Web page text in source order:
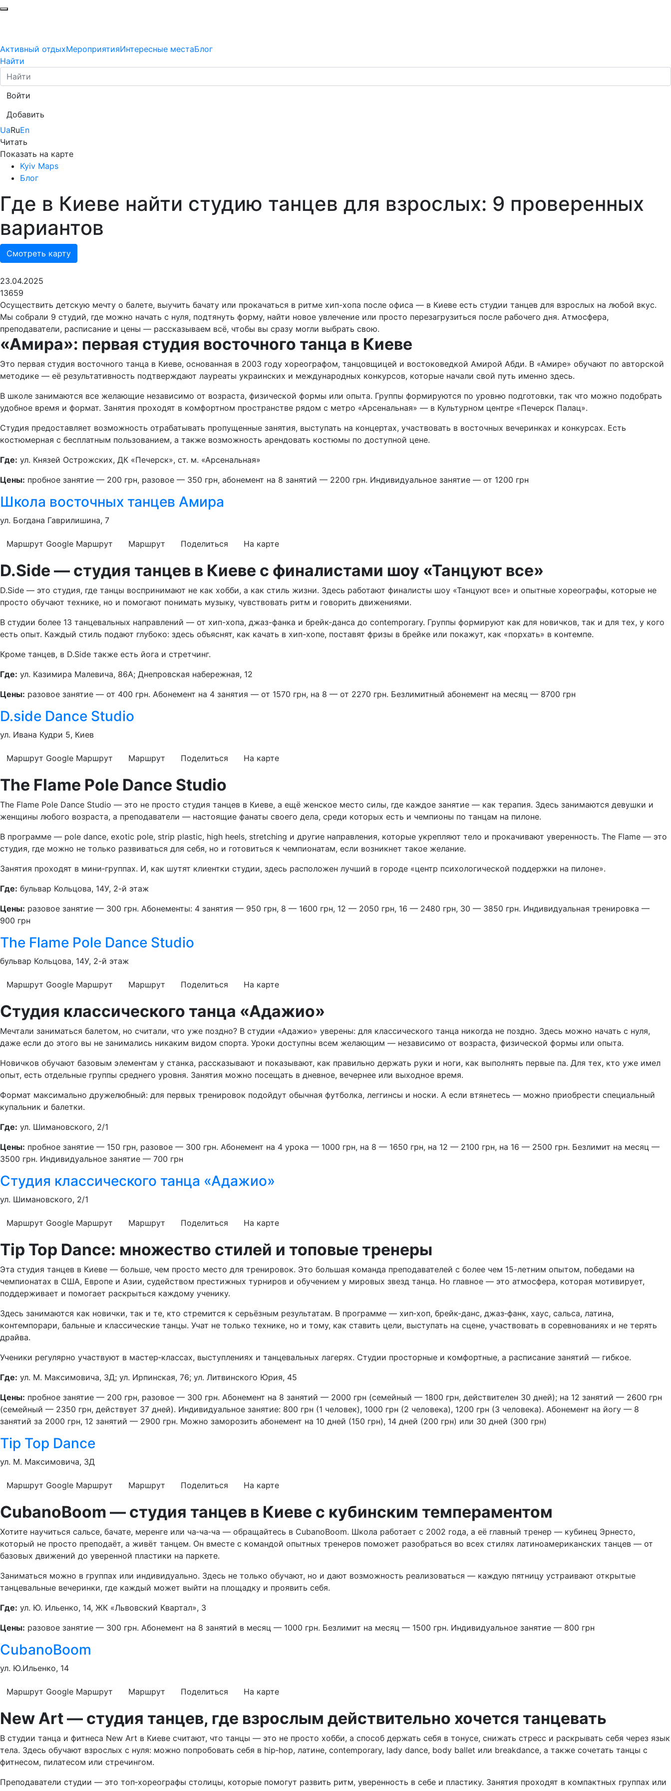
Активный отдыхМероприятияИнтересные местаБлог
Найти
Войти
Добавить
UaRuEn
Читать
Показать на карте
Kyiv Maps
Блог
Где в Киеве найти студию танцев для взрослых: 9 проверенных
вариантов
Смотреть карту
23.04.2025
13659
Осуществить детскую мечту о балете, выучить бачату или прокачаться в ритме хип-хопа после офиса — в Киеве есть студии танцев для взрослых на любой вкус.
Мы собрали 9 студий, где можно начать с нуля, подтянуть форму, найти новое увлечение или просто перезагрузиться после рабочего дня. Атмосфера,
преподаватели, расписание и цены — рассказываем всё, чтобы вы сразу могли выбрать свою.
«Амира»: первая студия восточного танца в Киеве
Это первая студия восточного танца в Киеве, основанная в 2003 году хореографом, танцовщицей и востоковедкой Амирой Абди. В «Амире» обучают по авторской
методике — её результативность подтверждают лауреаты украинских и международных конкурсов, которые начали свой путь именно здесь.
В школе занимаются все желающие независимо от возраста, физической формы или опыта. Группы формируются по уровню подготовки, так что можно подобрать
удобное время и формат. Занятия проходят в комфортном пространстве рядом с метро «Арсенальная» — в Культурном центре «Печерск Палац».
Студия предоставляет возможность отрабатывать пропущенные занятия, выступать на концертах, участвовать в восточных вечеринках и конкурсах. Есть
костюмерная с бесплатным пользованием, а также возможность арендовать костюмы по доступной цене.
Где: ул. Князей Острожских, ДК «Печерск», ст. м. «Арсенальная»
Цены: пробное занятие — 200 грн, разовое — 350 грн, абонемент на 8 занятий — 2200 грн. Индивидуальное занятие — от 1200 грн
Школа восточных танцев Амира
ул. Богдана Гаврилишина, 7
Маршрут Google Маршрут Маршрут Поделиться На карте
D.Side — студия танцев в Киеве с финалистами шоу «Танцуют все»
D.Side — это студия, где танцы воспринимают не как хобби, а как стиль жизни. Здесь работают финалисты шоу «Танцуют все» и опытные хореографы, которые не
просто обучают технике, но и помогают понимать музыку, чувствовать ритм и говорить движениями.
В студии более 13 танцевальных направлений — от хип-хопа, джаз-фанка и брейк-данса до contemporary. Группы формируют как для новичков, так и для тех, у кого
есть опыт. Каждый стиль подают глубоко: здесь объяснят, как качать в хип-хопе, поставят фризы в брейке или покажут, как «порхать» в контемпе.
Кроме танцев, в D.Side также есть йога и стретчинг.
Где: ул. Казимира Малевича, 86А; Днепровская набережная, 12
Цены: разовое занятие — от 400 грн. Абонемент на 4 занятия — от 1570 грн, на 8 — от 2270 грн. Безлимитный абонемент на месяц — 8700 грн
D.side Dance Studio
ул. Ивана Кудри 5, Киев
Маршрут Google Маршрут Маршрут Поделиться На карте
The Flame Pole Dance Studio
The Flame Pole Dance Studio — это не просто студия танцев в Киеве, а ещё женское место силы, где каждое занятие — как терапия. Здесь занимаются девушки и
женщины любого возраста, а преподаватели — настоящие фанаты своего дела, среди которых есть и чемпионы по танцам на пилоне.
В программе — pole dance, exotic pole, strip plastic, high heels, stretching и другие направления, которые укрепляют тело и прокачивают уверенность. The Flame — это
студия, где можно не только развиваться для себя, но и готовиться к чемпионатам, если возникнет такое желание.
Занятия проходят в мини‑группах. И, как шутят клиентки студии, здесь расположен лучший в городе «центр психологической поддержки на пилоне».
Где: бульвар Кольцова, 14У, 2-й этаж
Цены: разовое занятие — 300 грн. Абонементы: 4 занятия — 950 грн, 8 — 1600 грн, 12 — 2050 грн, 16 — 2480 грн, 30 — 3850 грн. Индивидуальная тренировка —
900 грн
The Flame Pole Dance Studio
бульвар Кольцова, 14У, 2-й этаж
Маршрут Google Маршрут Маршрут Поделиться На карте
Студия классического танца «Адажио»
Мечтали заниматься балетом, но считали, что уже поздно? В студии «Адажио» уверены: для классического танца никогда не поздно. Здесь можно начать с нуля,
даже если до этого вы не занимались никаким видом спорта. Уроки доступны всем желающим — независимо от возраста, физической формы или опыта.
Новичков обучают базовым элементам у станка, рассказывают и показывают, как правильно держать руки и ноги, как выполнять первые па. Для тех, кто уже имел
опыт, есть отдельные группы среднего уровня. Занятия можно посещать в дневное, вечернее или выходное время.
Формат максимально дружелюбный: для первых тренировок подойдут обычная футболка, леггинсы и носки. А если втянетесь — можно приобрести специальный
купальник и балетки.
Где: ул. Шимановского, 2/1
Цены: пробное занятие — 150 грн, разовое — 300 грн. Абонемент на 4 урока — 1000 грн, на 8 — 1650 грн, на 12 — 2100 грн, на 16 — 2500 грн. Безлимит на месяц —
3500 грн. Индивидуальное занятие — 700 грн
Студия классического танца «Адажио»
ул. Шимановского, 2/1
Маршрут Google Маршрут Маршрут Поделиться На карте
Tip Top Dance: множество стилей и топовые тренеры
Эта студия танцев в Киеве — больше, чем просто место для тренировок. Это большая команда преподавателей с более чем 15-летним опытом, победами на
чемпионатах в США, Европе и Азии, судейством престижных турниров и обучением у мировых звезд танца. Но главное — это атмосфера, которая мотивирует,
поддерживает и помогает раскрыться каждому ученику.
Здесь занимаются как новички, так и те, кто стремится к серьёзным результатам. В программе — хип‑хоп, брейк‑данс, джаз‑фанк, хаус, сальса, латина,
контемпорари, бальные и классические танцы. Учат не только технике, но и тому, как ставить цели, выступать на сцене, участвовать в соревнованиях и не терять
драйва.
Ученики регулярно участвуют в мастер‑классах, выступлениях и танцевальных лагерях. Студии просторные и комфортные, а расписание занятий — гибкое.
Где: ул. М. Максимовича, 3Д; ул. Ирпинская, 76; ул. Литвинского Юрия, 45
Цены: пробное занятие — 200 грн, разовое — 300 грн. Абонемент на 8 занятий — 2000 грн (семейный — 1800 грн, действителен 30 дней); на 12 занятий — 2600 грн
(семейный — 2350 грн, действует 37 дней). Индивидуальное занятие: 800 грн (1 человек), 1000 грн (2 человека), 1200 грн (3 человека). Абонемент на йогу — 8
занятий за 2000 грн, 12 занятий — 2900 грн. Можно заморозить абонемент на 10 дней (150 грн), 14 дней (200 грн) или 30 дней (300 грн)
Tip Top Dance
ул. М. Максимовича, 3Д
Маршрут Google Маршрут Маршрут Поделиться На карте
CubanoBoom — студия танцев в Киеве с кубинским темпераментом
Хотите научиться сальсе, бачате, меренге или ча‑ча‑ча — обращайтесь в CubanoBoom. Школа работает с 2002 года, а её главный тренер — кубинец Эрнесто,
который не просто преподаёт, а живёт танцем. Он вместе с командой опытных тренеров поможет разобраться во всех стилях латиноамериканских танцев — от
базовых движений до уверенной пластики на паркете.
Заниматься можно в группах или индивидуально. Здесь не только обучают, но и дают возможность реализоваться — каждую пятницу устраивают открытые
танцевальные вечеринки, где каждый может выйти на площадку и проявить себя.
Где: ул. Ю. Ильенко, 14, ЖК «Львовский Квартал», 3
Цены: разовое занятие — 300 грн. Абонемент на 8 занятий в месяц — 1000 грн. Безлимит на месяц — 1500 грн. Индивидуальное занятие — 800 грн
CubanoBoom
ул. Ю.Ильенко, 14
Маршрут Google Маршрут Маршрут Поделиться На карте
New Art — студия танцев, где взрослым действительно хочется танцевать
В студии танца и фитнеса New Art в Киеве считают, что танцы — это не просто хобби, а способ держать себя в тонусе, снижать стресс и раскрывать себя через язык
тела. Здесь обучают взрослых с нуля: можно попробовать себя в hip‑hop, латине, contemporary, lady dance, body ballet или breakdance, а также сочетать танцы с
фитнесом, пилатесом или стречингом.
Преподаватели студии — это топ‑хореографы столицы, которые помогут развить ритм, уверенность в себе и пластику. Занятия проходят в компактных группах или